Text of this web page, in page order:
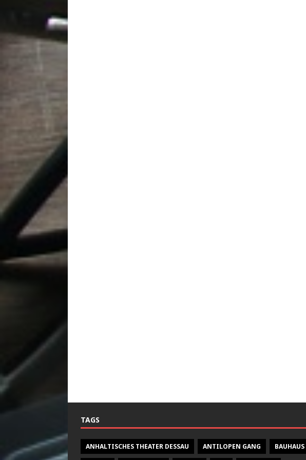
TAGS
ANHALTISCHES THEATER DESSAU ANTILOPEN GANG BAUHAUS